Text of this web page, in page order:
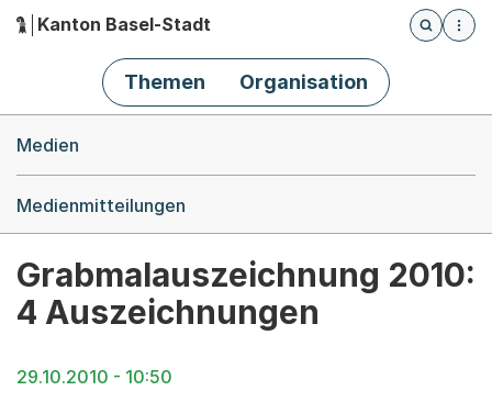
Hauptnavigation
Kanton Basel-Stadt
Öffnet
Themen Organisation
Medien
Medienmitteilungen
Grabmalauszeichnung 2010:
4 Auszeichnungen
29.10.2010 - 10:50